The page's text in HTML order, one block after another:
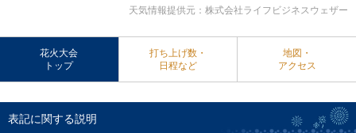
天気情報提供元：株式会社ライフビジネスウェザー
花火大会
トップ
打ち上げ数・
日程など
地図・
アクセス
表記に関する説明